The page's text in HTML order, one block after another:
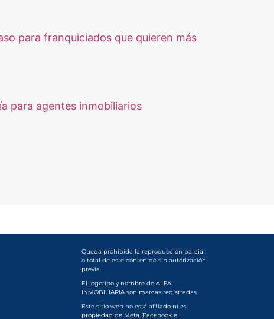
para franquiciados que quieren más
para agentes inmobiliarios
Queda prohibida la reproducción parcial
o total de este contenido sin autorización
previa.
El logotipo y nombre de ALFA
INMOBILIARIA son marcas registradas.
Este sitio web no está afiliado ni es
propiedad de Meta (Facebook e